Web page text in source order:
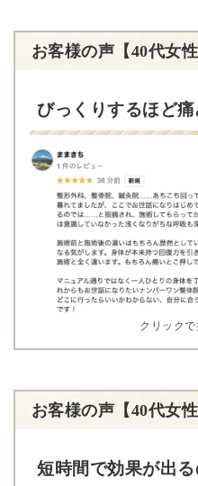
お客様の声【40代女性
びっくりするほど
クリック
お客様の声【40代女性
短時間で効果が出る